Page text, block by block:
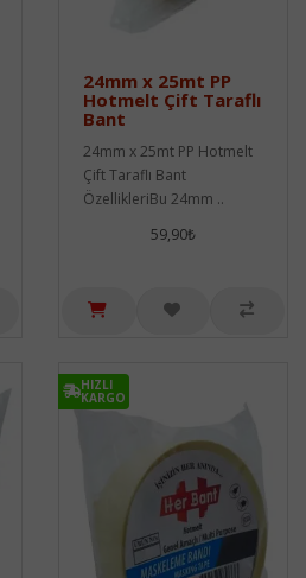
24mm x 25mt PP
Hotmelt Çift Taraflı
Bant
24mm x 25mt PP Hotmelt
Çift Taraflı Bant
ÖzellikleriBu 24mm ..
59,90₺
HIZLI
KARGO